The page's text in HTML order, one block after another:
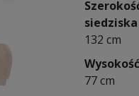
siedziska
132 cm
Wysokość
77 cm